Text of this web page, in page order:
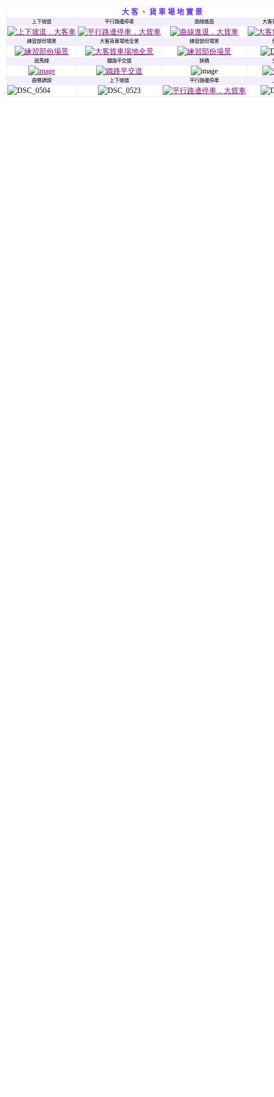
大 客 、 貨 車 場 地 實 景
上下坡道 平行路邊停車 曲線進退 大客
練習部份場景 大客貨車場地全景 練習部份場景
斑馬線 鐵路平交道 狹橋
曲巷調頭 上下坡道 平行路邊停車